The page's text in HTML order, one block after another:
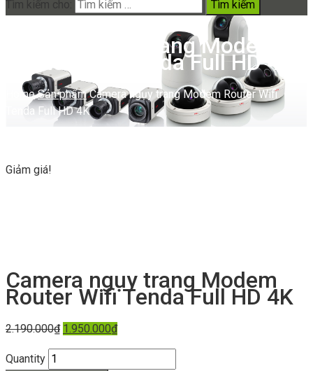
Tìm kiếm cho:
Camera ngụy trang Modem
Router Wifi Tenda Full HD 4K
Home Sản phẩm Camera ngụy trang Modem Router Wifi
Tenda Full HD 4K
Giảm giá!
Camera ngụy trang Modem
Router Wifi Tenda Full HD 4K
2.190.000₫ 1.950.000₫
Quantity